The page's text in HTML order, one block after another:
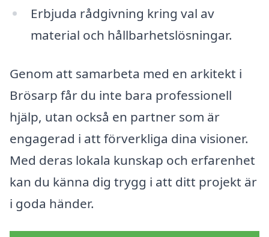
Erbjuda rådgivning kring val av
material och hållbarhetslösningar.
Genom att samarbeta med en arkitekt i
Brösarp får du inte bara professionell
hjälp, utan också en partner som är
engagerad i att förverkliga dina visioner.
Med deras lokala kunskap och erfarenhet
kan du känna dig trygg i att ditt projekt är
i goda händer.